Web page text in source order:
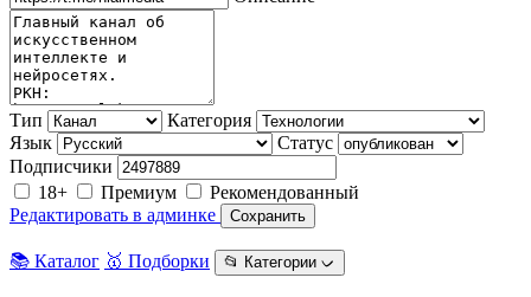
Тип
Категория
Язык
Статус
Подписчики
18+
Премиум
Рекомендованный
Редактировать в админке
Сохранить
📚 Каталог 🥇 Подборки 📂 Категории ᨆ